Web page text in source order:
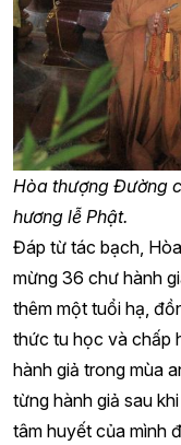
Hòa thượng Đường
hương lễ Phật.
Đáp từ tác bạch,
mừng 36 chư hành
thêm một tuổi hạ,
thức tu học và chấp
hành giả trong mùa
từng hành giả sau
tâm huyết của mình